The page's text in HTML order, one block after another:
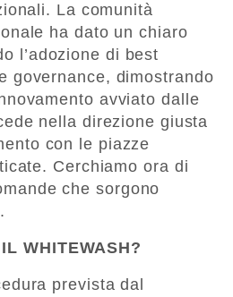
La comunità
ha dato un chiaro
l’adozione di best
governance, dimostrando
avviato dalle
nella direzione giusta
con le piazze
Cerchiamo ora di
che sorgono
WHITEWASH?
prevista dal